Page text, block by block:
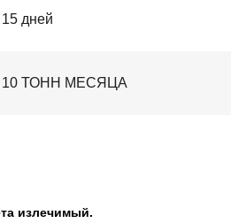
15 дней
10 ТОНН МЕСЯЦА
излечимый.